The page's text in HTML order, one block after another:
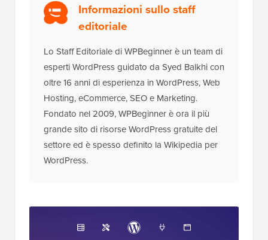
Informazioni sullo staff
editoriale
Lo Staff Editoriale di WPBeginner è un team di
esperti WordPress guidato da Syed Balkhi con
oltre 16 anni di esperienza in WordPress, Web
Hosting, eCommerce, SEO e Marketing.
Fondato nel 2009, WPBeginner è ora il più
grande sito di risorse WordPress gratuite del
settore ed è spesso definito la Wikipedia per
WordPress.